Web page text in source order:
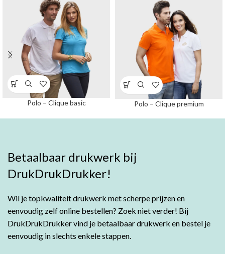
Polo – Clique basic Polo – Clique premium
Betaalbaar drukwerk bij
DrukDrukDrukker!
Wil je topkwaliteit drukwerk met scherpe prijzen en
eenvoudig zelf online bestellen? Zoek niet verder! Bij
DrukDrukDrukker vind je betaalbaar drukwerk en bestel je
eenvoudig in slechts enkele stappen.